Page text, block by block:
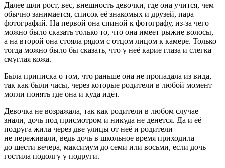
Далее шли рост, вес, внешность девочки, где она учится, чем
обычно занимается, список её знакомых и друзей, пара
фотографий. На первой она спиной к фотографу, из-за чего
можно было сказать только то, что она имеет рыжие волосы,
а на второй она стояла рядом с отцом лицом к камере. Только
тогда можно было бы сказать, что у неё карие глаза и слегка
смуглая кожа.
Была приписка о том, что раньше она не пропадала из вида,
так как были часы, через которые родители в любой момент
могли понять где она и куда идёт.
Девочка не возражала, так как родители в любом случае
знали, дочь под присмотром и никуда не денется. Да и её
подруга жила через две улицы от неё и родители
не переживали, ведь дочь в школьное время приходила
до шести вечера, максимум до семи или восьми, если дочь
гостила подолгу у подруги.